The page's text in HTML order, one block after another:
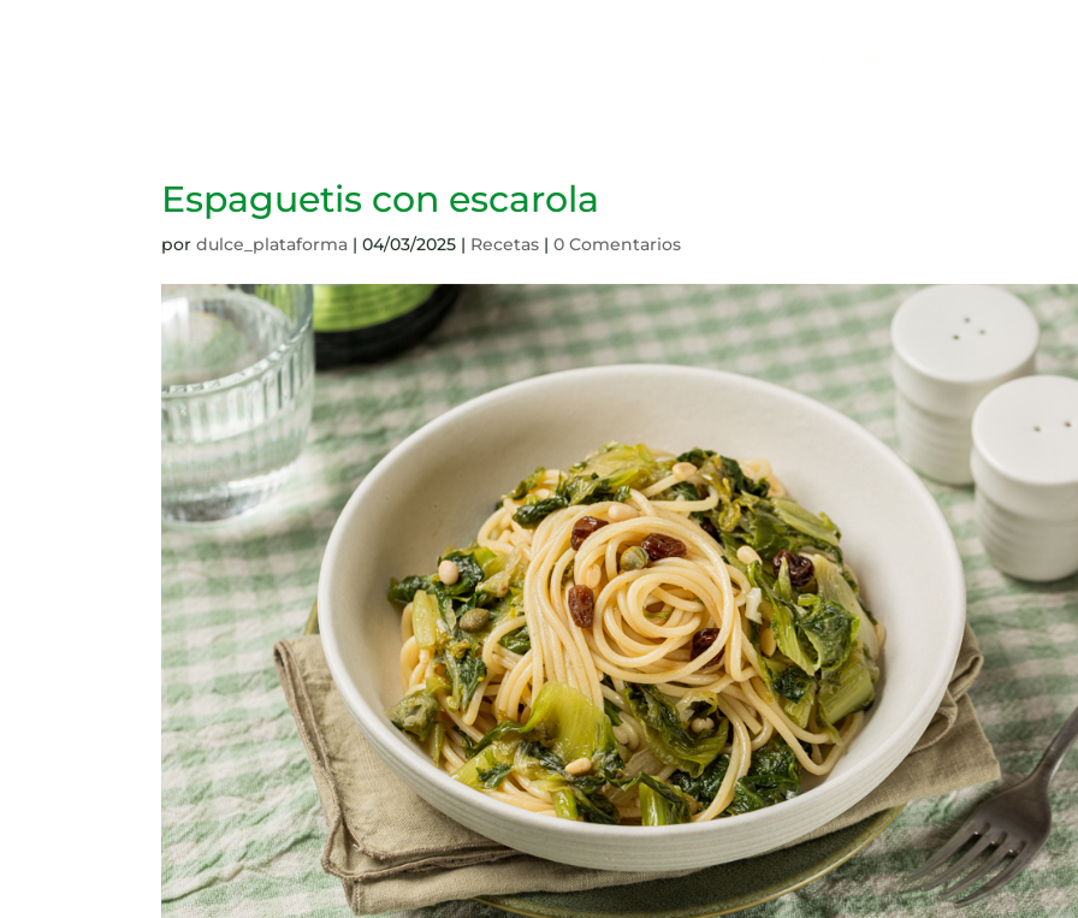
Espaguetis con escarola
pordulce_plataforma |04/03/2025 | Recetas |0 Comentarios